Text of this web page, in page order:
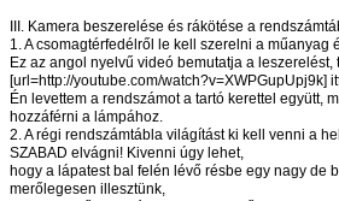
III. Kamera beszerelése és rákötése a
1. A csomagtérfedélről le kell szerelni a műanyag
Ez az angol nyelvű videó bemutatja a
[url=http://youtube.com/watch?v=XWPGupUpj9k]
Én levettem a rendszámot a tartó kerettel együtt,
hozzáférni a lámpához.
2. A régi rendszámtábla világítást ki kell venni a
SZABAD elvágni! Kivenni úgy lehet,
hogy a lápatest bal felén lévő résbe egy nagy de
merőlegesen illesztünk,